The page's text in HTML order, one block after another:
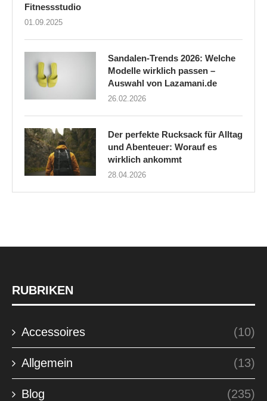
Fitnessstudio
01.09.2025
Sandalen-Trends 2026: Welche
Modelle wirklich passen –
Auswahl von Lazamani.de
26.02.2026
Der perfekte Rucksack für Alltag
und Abenteuer: Worauf es
wirklich ankommt
28.04.2026
RUBRIKEN
Accessoires (10)
Allgemein (13)
Blog (235)